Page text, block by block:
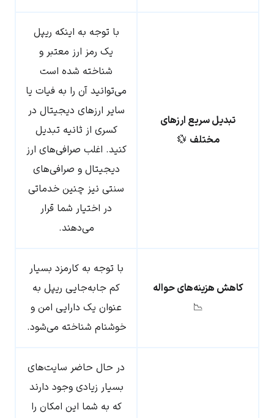
تبدیل سریع ارزهای
مختلف 💱
با توجه به اینکه ریپل
یک رمز ارز معتبر و
شناخته شده است
می‌توانید آن را به فیات یا
سایر ارزهای دیجیتال در
کسری از ثانیه تبدیل
کنید. اغلب صرافی‌های ارز
دیجیتال و صرافی‌های
سنتی نیز چنین خدماتی
در اختیار شما قرار
می‌دهند.
کاهش هزینه‌های حواله
📉
با توجه به کارمزد بسیار
کم جابه‌جایی ریپل به
عنوان یک دارایی امن و
خوشنام شناخته می‌شود.
در حال حاضر سایت‌های
بسیار زیادی وجود دارند
که به شما این امکان را